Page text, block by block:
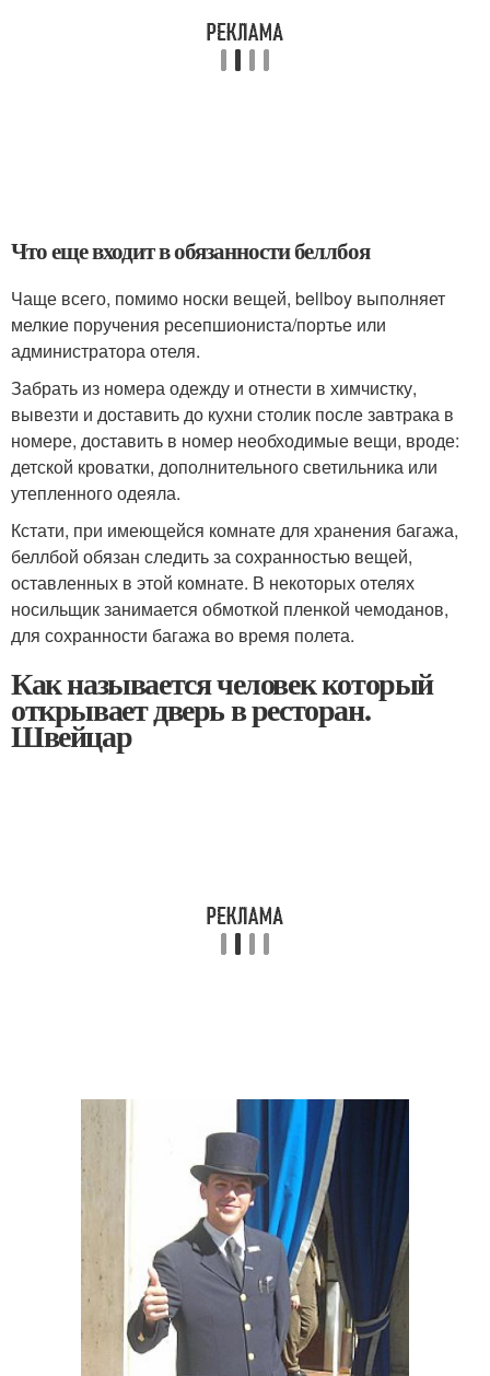
Что еще входит в обязанности беллбоя
Чаще всего, помимо носки вещей, bellboy выполняет
мелкие поручения ресепшиониста/портье или
администратора отеля.
Забрать из номера одежду и отнести в химчистку,
вывезти и доставить до кухни столик после завтрака в
номере, доставить в номер необходимые вещи, вроде:
детской кроватки, дополнительного светильника или
утепленного одеяла.
Кстати, при имеющейся комнате для хранения багажа,
беллбой обязан следить за сохранностью вещей,
оставленных в этой комнате. В некоторых отелях
носильщик занимается обмоткой пленкой чемоданов,
для сохранности багажа во время полета.
Как называется человек который
открывает дверь в ресторан.
Швейцар